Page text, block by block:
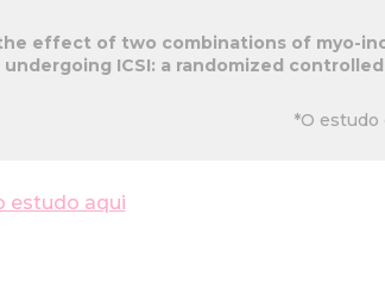
effect of two combinations of myo-
undergoing ICSI: a randomized
*O estudo
estudo aqui